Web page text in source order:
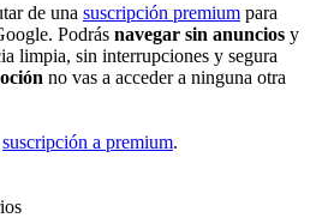
de una suscripción premium para
Podrás navegar sin anuncios y
limpia, sin interrupciones y segura
no vas a acceder a ninguna otra
suscripción a premium.